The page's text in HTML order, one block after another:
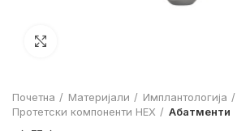
Почетна Материјали
Имплантологија
Протетски компоненти HEX
Абатменти